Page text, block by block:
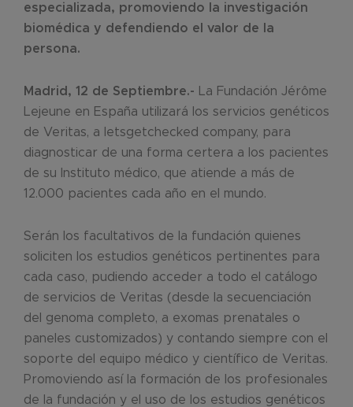
especializada, promoviendo la investigación
biomédica y defendiendo el valor de la
persona.
Madrid, 12 de Septiembre.- La Fundación Jérôme
Lejeune en España utilizará los servicios genéticos
de Veritas, a letsgetchecked company, para
diagnosticar de una forma certera a los pacientes
de su Instituto médico, que atiende a más de
12.000 pacientes cada año en el mundo.
Serán los facultativos de la fundación quienes
soliciten los estudios genéticos pertinentes para
cada caso, pudiendo acceder a todo el catálogo
de servicios de Veritas (desde la secuenciación
del genoma completo, a exomas prenatales o
paneles customizados) y contando siempre con el
soporte del equipo médico y científico de Veritas.
Promoviendo así la formación de los profesionales
de la fundación y el uso de los estudios genéticos